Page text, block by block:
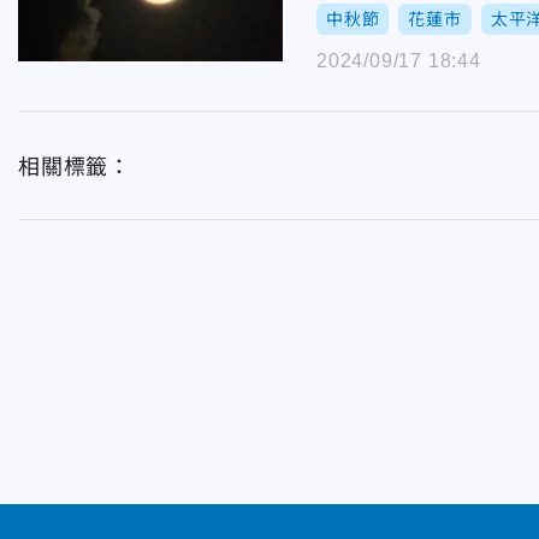
中秋節 花蓮市 太平
2024/09/17 18:44
相關標籤：